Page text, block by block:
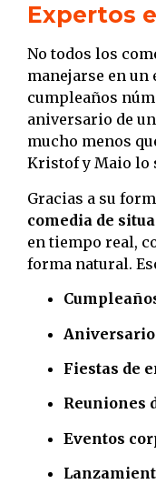
Expertos
No todos los
manejarse en un
cumpleaños
aniversario de
mucho menos
Kristof y Maio lo
Gracias a su
comedia de
en tiempo real,
forma natural.
Fiestas de
Reuniones
Eventos